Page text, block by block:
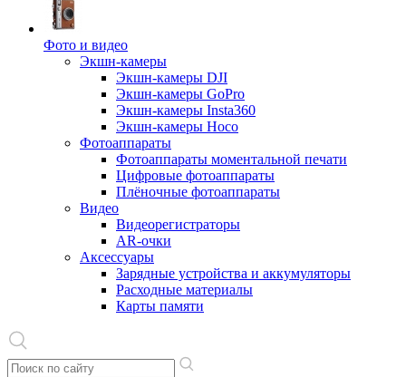
Фото и видео
Экшн-камеры
Экшн-камеры DJI
Экшн-камеры GoPro
Экшн-камеры Insta360
Экшн-камеры Hoco
Фотоаппараты
Фотоаппараты моментальной печати
Цифровые фотоаппараты
Плёночные фотоаппараты
Видео
Видеорегистраторы
AR-очки
Аксессуары
Зарядные устройства и аккумуляторы
Расходные материалы
Карты памяти